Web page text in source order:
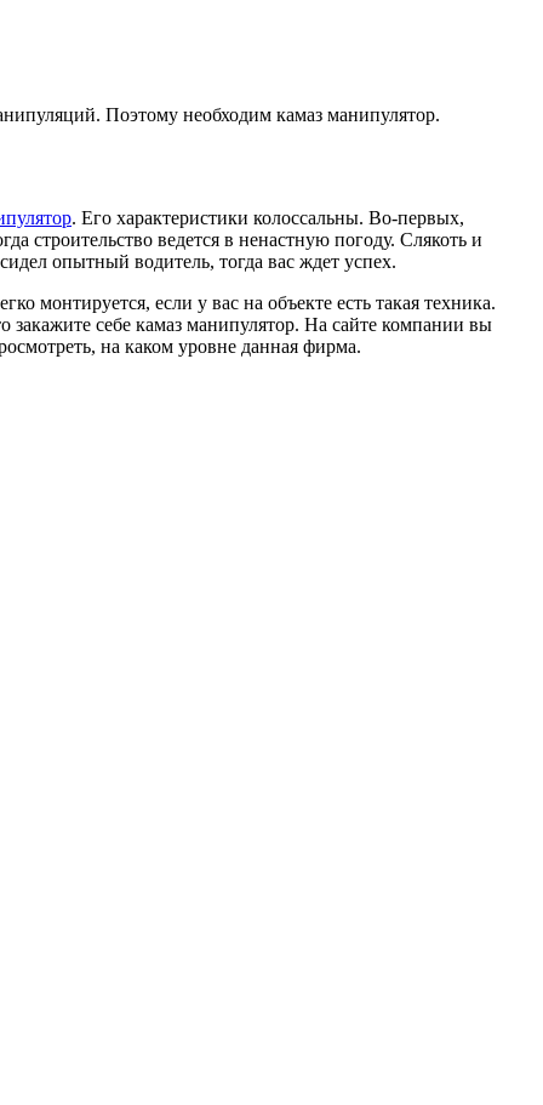
Поэтому необходим камаз манипулятор.
. Его характеристики колоссальны. Во-первых,
строительство ведется в ненастную погоду. Слякоть и
опытный водитель, тогда вас ждет успех.
монтируется, если у вас на объекте есть такая техника.
закажите себе камаз манипулятор. На сайте компании вы
на каком уровне данная фирма.